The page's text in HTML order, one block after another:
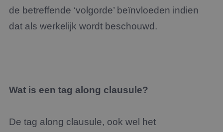
de betreffende ‘volgorde’ beïnvloeden indien
dat als werkelijk wordt beschouwd.
Wat is een tag along clausule?
De tag along clausule, ook wel het